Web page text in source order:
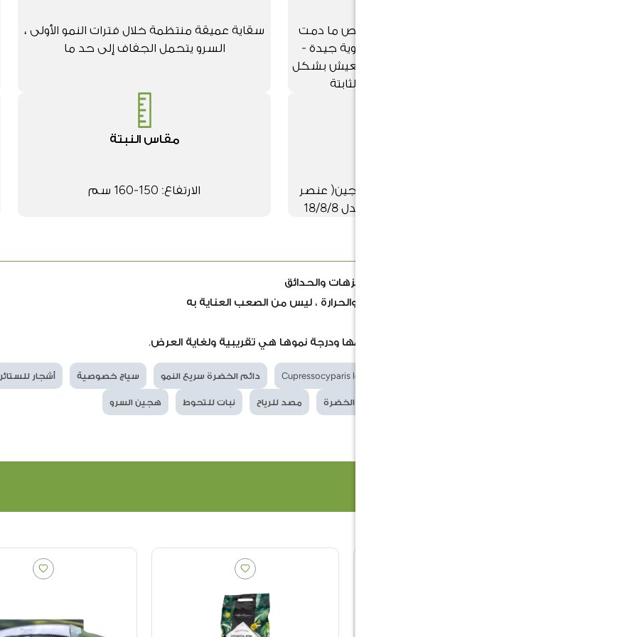
يمكن أن تنمو أشجار السرو في أصيص ما دمت
تضعها في مكان مشمس مع تهوية جيدة -
أشجار السرو المزروع بوعاء أو حوض يعيش بشكل
أفضل أيضًا مع رطوبة التربة الثابتة
سقاية عميقة منتظمة خلال فترات النمو الأولى ،
السرو يتحمل الجفاف إلى حد ما
التسميد بسماد يحتوي على النيتروجين( عنصر
هام ) والفسفور والبوتاسيوم بمعدل 18/8/8
مقاس النبتة
الارتفاع: 150-160 سم
من أكثر الصنوبريات استخدامًا في المنتزهات والحدائق
. تتميز بدوام خضرتها، مقاومة للبرودة والحرارة ، ليس من الصعب العناية به
صور المنتجات المعلنة بما في ذلك حجمها ودرجة نموها هي تقريبية ولغاية العرض.
Cupressocyparis leylandii دائم الخضرة سريع النمو سياج خصوصية أشجار للستائر
سياج دائم الخضرة مصد للرياح نبات للتحوط هجين السرو